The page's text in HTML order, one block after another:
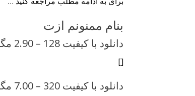
بنام ممنونم ازت
دانلود با کیفیت 128 – 2.90 مگابایت
[]
دانلود با کیفیت 320 – 7.00 مگابایت